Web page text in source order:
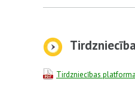
Tirdzniecības